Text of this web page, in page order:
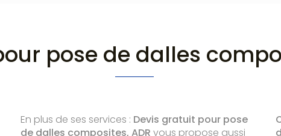
pose de dalles
En plus de ses services : Devis gratuit pour pose
de dalles composites, ADR vous propose aussi